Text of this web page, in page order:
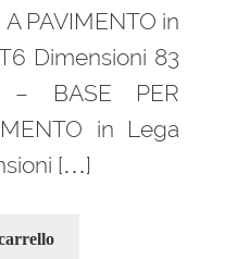
PAVIMENTO in
Dimensioni 83
BASE PER
in Lega
[…]